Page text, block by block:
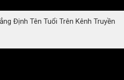
Định Tên Tuổi Trên Kênh Truyền